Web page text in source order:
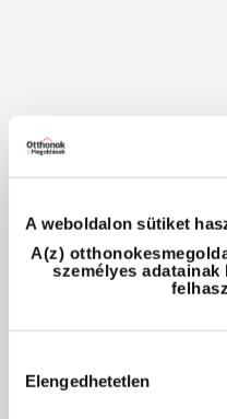
A weboldalon sütiket
A(z)
személyes
kiválasztása
Elengedhetetlen